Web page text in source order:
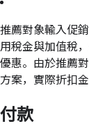
推薦對象輸入促
用稅金與加值稅
優惠。由於推薦
方案，實際折扣
付款